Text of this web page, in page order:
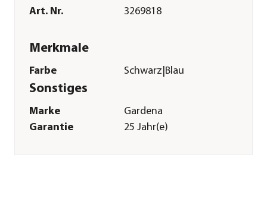
Art. Nr. 3269818
Merkmale
Farbe Schwarz|Blau
Sonstiges
Marke
Gardena
Garantie
25 Jahr(e)